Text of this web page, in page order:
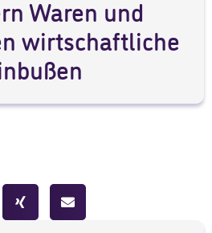
Waren und
wirtschaftliche